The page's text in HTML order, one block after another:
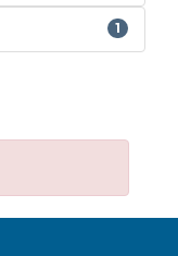
1